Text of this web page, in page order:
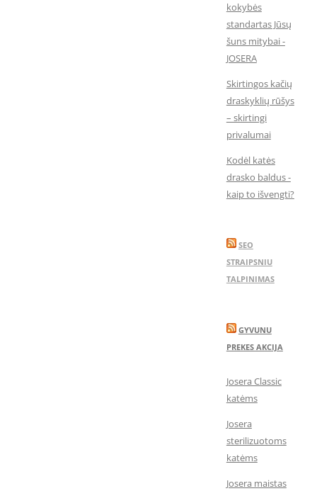
kokybės
standartas Jūsų
šuns mitybai -
JOSERA
Skirtingos kačių
draskyklių rūšys
– skirtingi
privalumai
Kodėl katės
drasko baldus -
kaip to išvengti?
SEO
STRAIPSNIU
TALPINIMAS
GYVUNU
PREKES AKCIJA
Josera Classic
katėms
Josera
sterilizuotoms
katėms
Josera maistas